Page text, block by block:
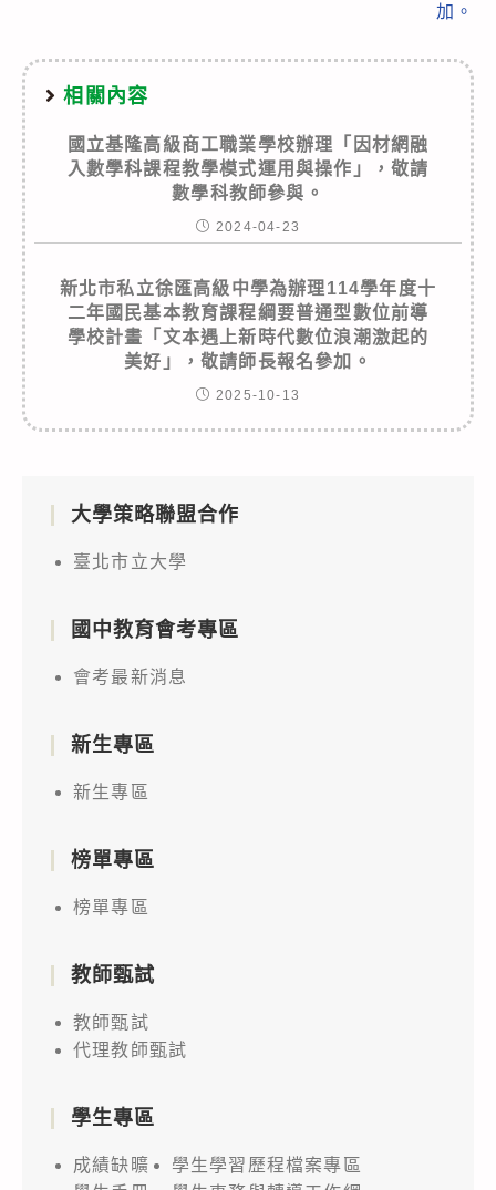
加。
相關內容
國立基隆高級商工職業學校辦理「因材網融
入數學科課程教學模式運用與操作」，敬請
數學科教師參與。
2024-04-23
新北市私立徐匯高級中學為辦理114學年度十
二年國民基本教育課程綱要普通型數位前導
學校計畫「文本遇上新時代數位浪潮激起的
美好」，敬請師長報名參加。
2025-10-13
大學策略聯盟合作
臺北市立大學
國中教育會考專區
會考最新消息
新生專區
新生專區
榜單專區
榜單專區
教師甄試
教師甄試
代理教師甄試
學生專區
成績缺曠
學生學習歷程檔案專區